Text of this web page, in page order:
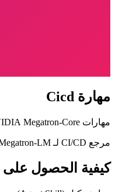
مهارة Cicd
مهارات Megatron-Core
مرجع CI/CD لـ Megatron-LM.
كيفية الحصول على